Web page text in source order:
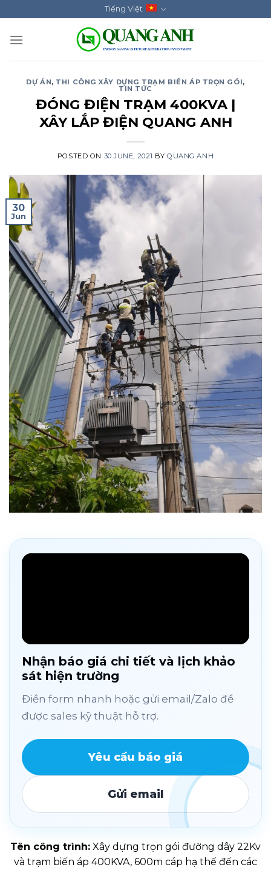
to
content
Tiếng Việt
DỰ ÁN, THI CÔNG XÂY DỰNG TRẠM BIẾN ÁP TRỌN GÓI,
TIN TỨC
ĐÓNG ĐIỆN TRẠM 400KVA |
XÂY LẮP ĐIỆN QUANG ANH
POSTED ON 30 JUNE, 2021 BYQUANG ANH
30
Jun
Nhận báo giá chi tiết và lịch khảo
sát hiện trường
Điền form nhanh hoặc gửi email/Zalo để
được sales kỹ thuật hỗ trợ.
Yêu cầu báo giá
Gửi email
Tên công trình: Xây dựng trọn gói đường dây 22Kv
và trạm biến áp 400KVA, 600m cáp hạ thế đến các